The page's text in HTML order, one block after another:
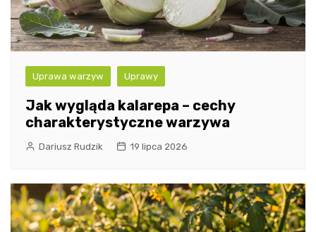
Uprawa warzyw Uprawy
Jak wygląda kalarepa – cechy
charakterystyczne warzywa
Dariusz Rudzik 19 lipca 2026